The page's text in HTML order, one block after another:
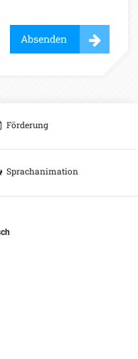
Absenden
Förderung
Sprachanimation